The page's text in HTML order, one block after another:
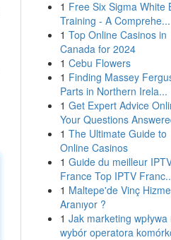
1 Free Six Sigma White
Training - A Comprehe...
1 Top Online Casinos in
Canada for 2024
1 Cebu Flowers
1 Finding Massey
Parts in Northern Irela...
1 Get Expert Advice
Your Questions
1 The Ultimate Guide to
Online Casinos
1 Guide du meilleur
France Top IPTV
1 Maltepe'de Vinç
Aranıyor ?
1 Jak marketing wpływa
wybór operatora